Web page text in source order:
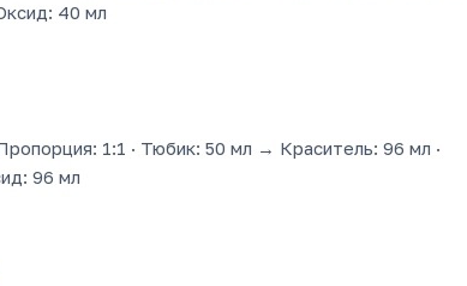
40 мл
1:1 · Тюбик: 50 мл → Краситель: 96 мл ·
96 мл